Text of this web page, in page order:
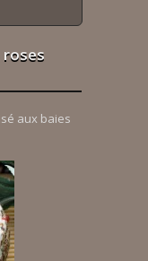
aux baies